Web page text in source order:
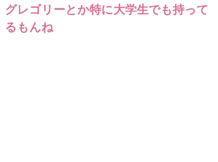
グレゴリーとか特に大学生でも持って
るもんね